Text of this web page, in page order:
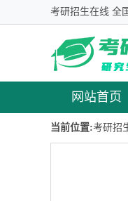
考研招生在线 全
网站首页
当前位置:考研招